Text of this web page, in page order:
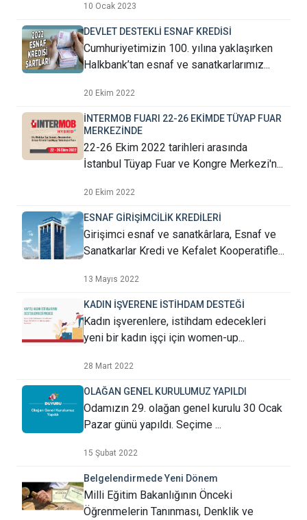
10 Ocak 2023
DEVLET DESTEKLİ ESNAF KREDİSİ
Cumhuriyetimizin 100. yılına yaklaşırken
Halkbank’tan esnaf ve sanatkarlarımız...
20 Ekim 2022
İNTERMOB FUARI 22-26 EKİMDE TÜYAP FUAR
MERKEZİNDE
22-26 Ekim 2022 tarihleri arasında
İstanbul Tüyap Fuar ve Kongre Merkezi'n...
20 Ekim 2022
ESNAF GİRİŞİMCİLİK KREDİLERİ
Girişimci esnaf ve sanatkârlara, Esnaf ve
Sanatkarlar Kredi ve Kefalet Kooperatifle...
13 Mayıs 2022
KADIN İŞVERENE İSTİHDAM DESTEĞİ
Kadın işverenlere, istihdam edecekleri
yeni bir kadın işçi için women-up...
28 Mart 2022
OLAĞAN GENEL KURULUMUZ YAPILDI
Odamızın 29. olağan genel kurulu 30 Ocak
Pazar günü yapıldı. Seçime ...
15 Şubat 2022
Belgelendirmede Yeni Dönem
Milli Eğitim Bakanlığının Önceki
Öğrenmelerin Tanınması, Denklik ve